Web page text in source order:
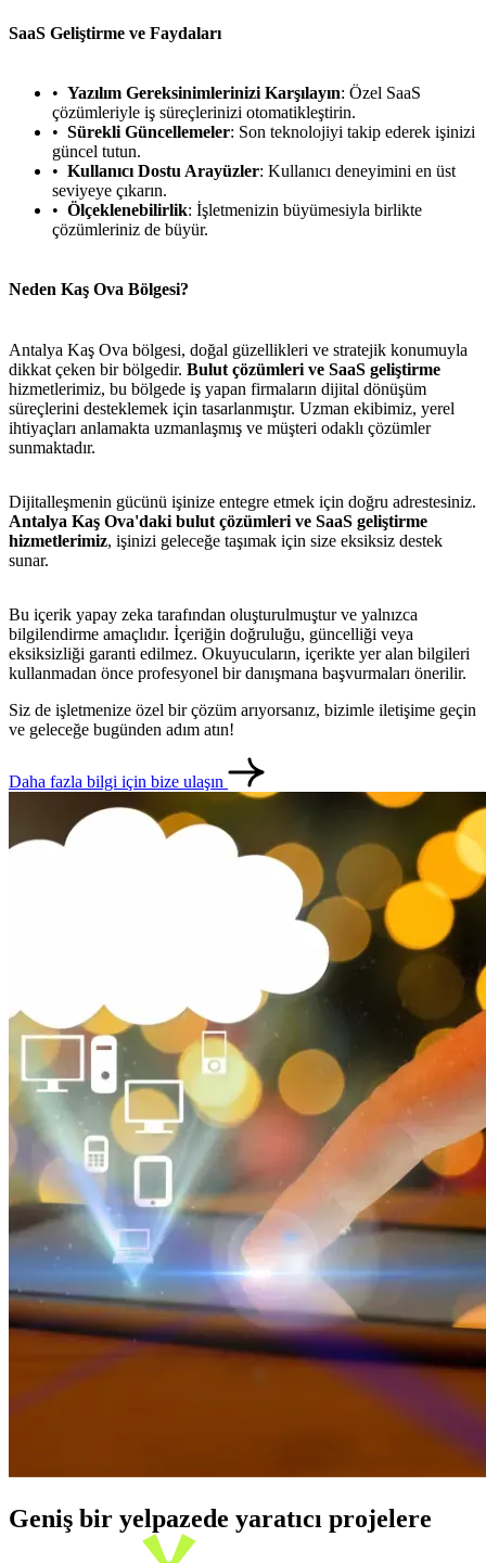
İletişim
SaaS Geliştirme ve Faydaları
Yazılım Gereksinimlerinizi Karşılayın: Özel SaaS
çözümleriyle iş süreçlerinizi otomatikleştirin.
Sürekli Güncellemeler: Son teknolojiyi takip ederek işinizi
güncel tutun.
Kullanıcı Dostu Arayüzler: Kullanıcı deneyimini en üst
seviyeye çıkarın.
Ölçeklenebilirlik: İşletmenizin büyümesiyla birlikte
çözümleriniz de büyür.
Neden Kaş Ova Bölgesi?
Antalya Kaş Ova bölgesi, doğal güzellikleri ve stratejik konumuyla
dikkat çeken bir bölgedir. Bulut çözümleri ve SaaS geliştirme
hizmetlerimiz, bu bölgede iş yapan firmaların dijital dönüşüm
süreçlerini desteklemek için tasarlanmıştır. Uzman ekibimiz, yerel
ihtiyaçları anlamakta uzmanlaşmış ve müşteri odaklı çözümler
sunmaktadır.
Dijitalleşmenin gücünü işinize entegre etmek için doğru adrestesiniz.
Antalya Kaş Ova'daki bulut çözümleri ve SaaS geliştirme
hizmetlerimiz, işinizi geleceğe taşımak için size eksiksiz destek
sunar.
Bu içerik yapay zeka tarafından oluşturulmuştur ve yalnızca
bilgilendirme amaçlıdır. İçeriğin doğruluğu, güncelliği veya
eksiksizliği garanti edilmez. Okuyucuların, içerikte yer alan bilgileri
kullanmadan önce profesyonel bir danışmana başvurmaları önerilir.
Siz de işletmenize özel bir çözüm arıyorsanız, bizimle iletişime geçin
ve geleceğe bugünden adım atın!
Daha fazla bilgi için bize ulaşın
Geniş bir yelpazede yaratıcı projelere